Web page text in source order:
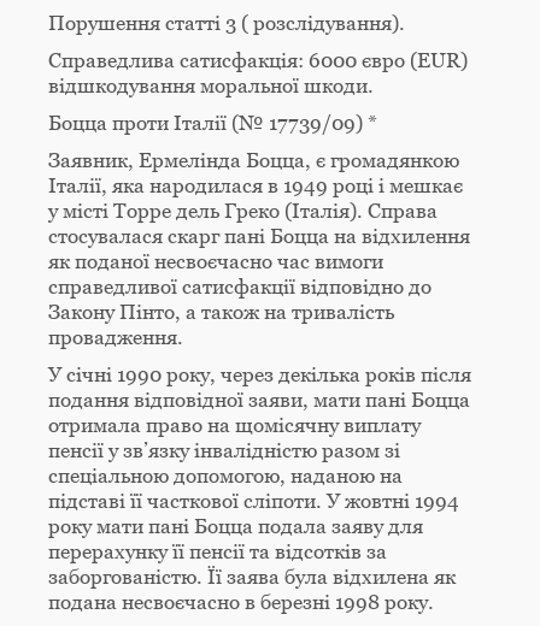
Порушення статті 3 ( розслідування).
Справедлива сатисфакція: 6000 євро (EUR)
відшкодування моральної шкоди.
Боцца проти Італії (№ 17739/09) *
Заявник, Ермелінда Боцца, є громадянкою
Італії, яка народилася в 1949 році і мешкає
у місті Торре дель Греко (Італія). Справа
стосувалася скарг пані Боцца на відхилення
як поданої несвоєчасно час вимоги
справедливої сатисфакції відповідно до
Закону Пінто, а також на тривалість
провадження.
У січні 1990 року, через декілька років після
подання відповідної заяви, мати пані Боцца
отримала право на щомісячну виплату
пенсії у зв’язку інвалідністю разом зі
спеціальною допомогою, наданою на
підставі її часткової сліпоти. У жовтні 1994
року мати пані Боцца подала заяву для
перерахунку її пенсії та відсотків за
заборгованістю. Її заява була відхилена як
подана несвоєчасно в березні 1998 року.